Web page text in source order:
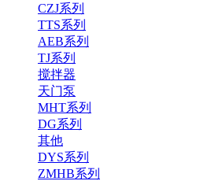
CZJ系列
TTS系列
AEB系列
TJ系列
搅拌器
天门泵
MHT系列
DG系列
其他
DYS系列
ZMHB系列